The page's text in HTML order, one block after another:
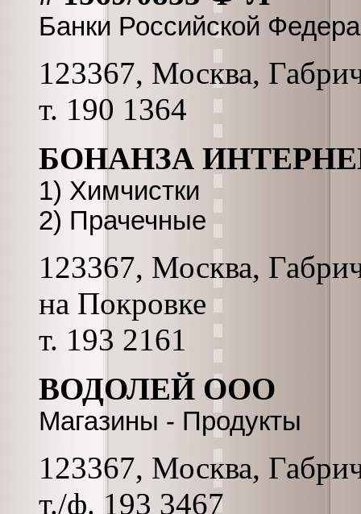
Банки Российской
123367, Москва,
т. 190 1364
БОНАНЗА
1) Химчистки
2) Прачечные
123367, Москва,
на Покровке
т. 193 2161
ВОДОЛЕЙ ООО
Магазины - Продукты
123367, Москва,
т./ф. 193 3467